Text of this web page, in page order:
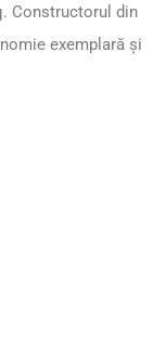
Constructorul din
exemplară și